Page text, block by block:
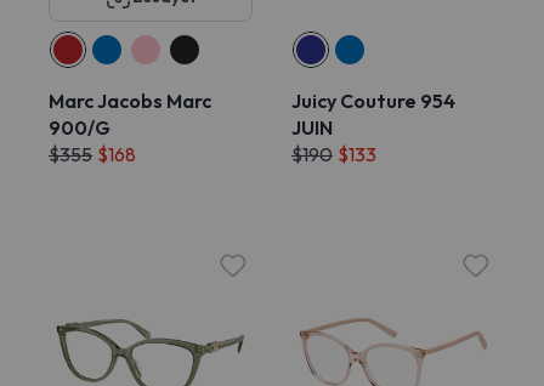
Marc Jacobs Marc
900/G
$355 $168
Juicy Couture 954
JUIN
$190 $133